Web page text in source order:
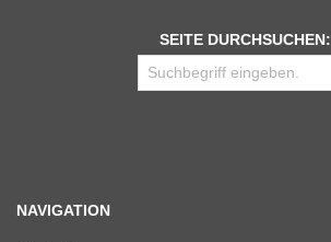
SEITE DURCHSUCHEN:
NAVIGATION